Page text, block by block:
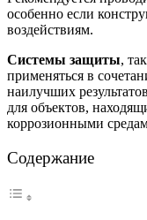
особенно если
воздействиям.
Системы защиты,
применяться в
наилучших
для объектов,
коррозионными
Содержание